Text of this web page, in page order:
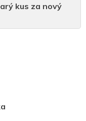
kus za nový